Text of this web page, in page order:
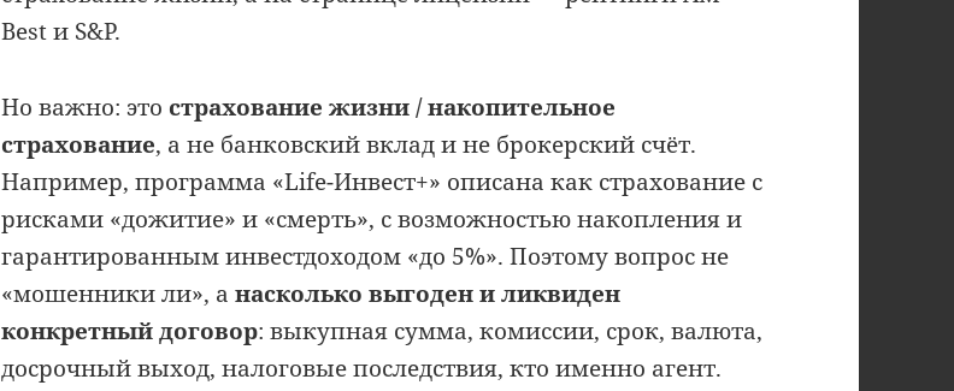
Best и S&P.
Но важно: это страхование жизни / накопительное
страхование, а не банковский вклад и не брокерский счёт.
Например, программа «Life-Инвест+» описана как страхование с
рисками «дожитие» и «смерть», с возможностью накопления и
гарантированным инвестдоходом «до 5%». Поэтому вопрос не
«мошенники ли», анасколько выгоден и ликвиден
конкретный договор: выкупная сумма, комиссии, срок, валюта,
досрочный выход, налоговые последствия, кто именно агент.